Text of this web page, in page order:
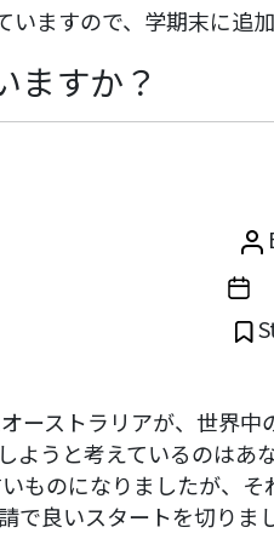
ますので、学期末に追
ますか？
Post
date
ーストラリアが、世界
ようと考えているのは
ものになりましたが、
で良いスタートを切りま